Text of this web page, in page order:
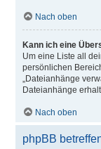
Nach oben
Kann ich eine
Um eine Liste all
persönlichen
„Dateianhänge
Dateianhänge
Nach oben
phpBB